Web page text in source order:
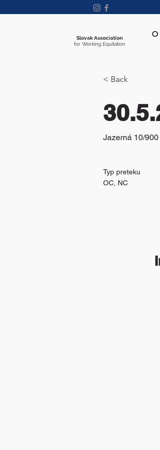
Slovak Association
for Working Equitation
< Back
Jazerná 10/
Typ preteku
OC, NC